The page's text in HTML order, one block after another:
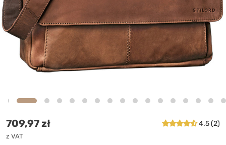
Cena standardowa
709,97 zł
z VAT
4.5 (2)